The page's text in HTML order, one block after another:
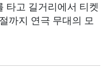
타고 길거리에서 티켓
까지 연극 무대의 모